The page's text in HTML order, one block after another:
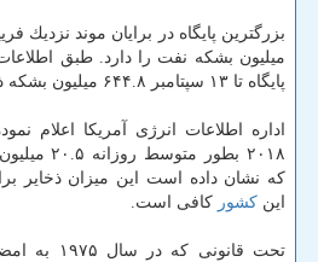
میلیون بشكه نفت را دارد. طبق
پایگاه تا ۱۳ سپتامبر ۶۴۴.۸ میلیون بشكه ذخایر نفت داشت.
اداره اطلاعات انرژی آمریكا اعلام
۲۰۱۸ بطور
این كشور كافی است.
تحت قانونی